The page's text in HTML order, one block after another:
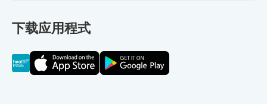
下载应用程式